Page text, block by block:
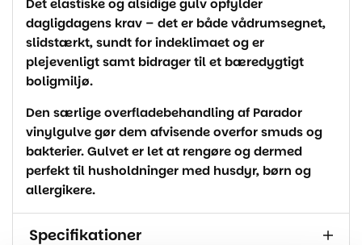
Det elastiske og alsidige gulv opfylder
dagligdagens krav – det er både vådrumsegnet,
slidstærkt, sundt for indeklimaet og er
plejevenligt samt bidrager til et bæredygtigt
boligmiljø.
Den særlige overfladebehandling af Parador
vinylgulve gør dem afvisende overfor smuds og
bakterier. Gulvet er let at rengøre og dermed
perfekt til husholdninger med husdyr, børn og
allergikere.
Specifikationer